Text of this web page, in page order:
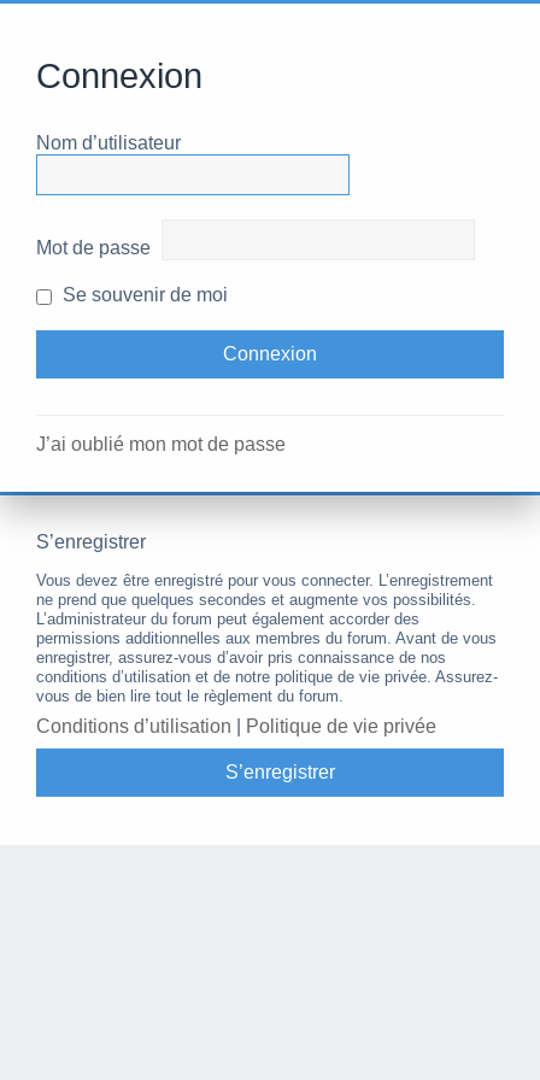
Connexion
Nom d’utilisateur
Mot de passe
Se souvenir de moi
J’ai oublié mon mot de passe
S’enregistrer
Vous devez être enregistré pour vous connecter. L’enregistrement
ne prend que quelques secondes et augmente vos possibilités.
L’administrateur du forum peut également accorder des
permissions additionnelles aux membres du forum. Avant de vous
enregistrer, assurez-vous d’avoir pris connaissance de nos
conditions d’utilisation et de notre politique de vie privée. Assurez-
vous de bien lire tout le règlement du forum.
Conditions d’utilisation Politique de vie privée
S’enregistrer